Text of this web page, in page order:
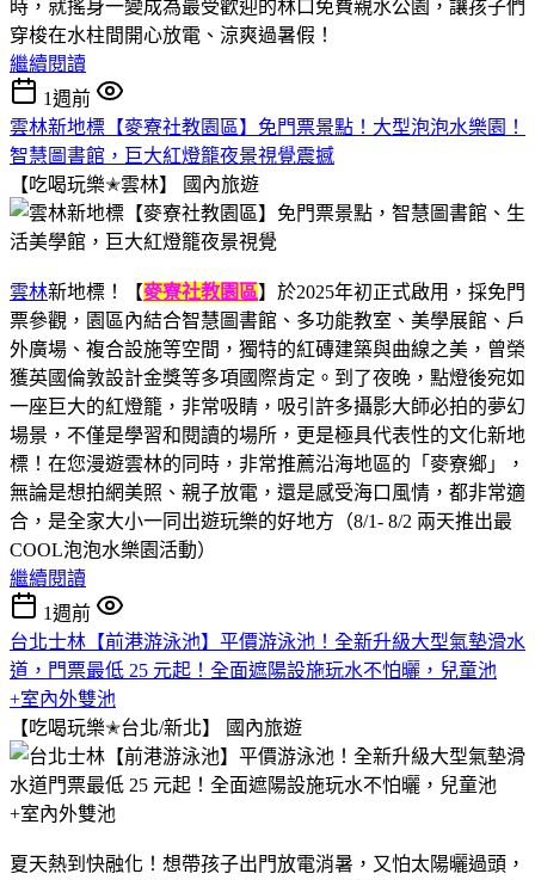
時，就搖身一變成為最受歡迎的林口免費親水公園，讓孩子們
穿梭在水柱間開心放電、涼爽過暑假！
繼續閱讀
1週前
雲林新地標【麥寮社教園區】免門票景點！大型泡泡水樂園！
智慧圖書館，巨大紅燈籠夜景視覺震撼
【吃喝玩樂✭雲林】
國內旅遊
雲林新地標！【麥寮社教園區】於2025年初正式啟用，採免門
票參觀，園區內結合智慧圖書館、多功能教室、美學展館、戶
外廣場、複合設施等空間，獨特的紅磚建築與曲線之美，曾榮
獲英國倫敦設計金獎等多項國際肯定。到了夜晚，點燈後宛如
一座巨大的紅燈籠，非常吸睛，吸引許多攝影大師必拍的夢幻
場景，不僅是學習和閱讀的場所，更是極具代表性的文化新地
標！在您漫遊雲林的同時，非常推薦沿海地區的「麥寮鄉」，
無論是想拍網美照、親子放電，還是感受海口風情，都非常適
合，是全家大小一同出遊玩樂的好地方（8/1- 8/2 兩天推出最
COOL泡泡水樂園活動）
繼續閱讀
1週前
台北士林【前港游泳池】平價游泳池！全新升級大型氣墊滑水
道，門票最低 25 元起！全面遮陽設施玩水不怕曬，兒童池
+室內外雙池
【吃喝玩樂✭台北/新北】
國內旅遊
夏天熱到快融化！想帶孩子出門放電消暑，又怕太陽曬過頭，